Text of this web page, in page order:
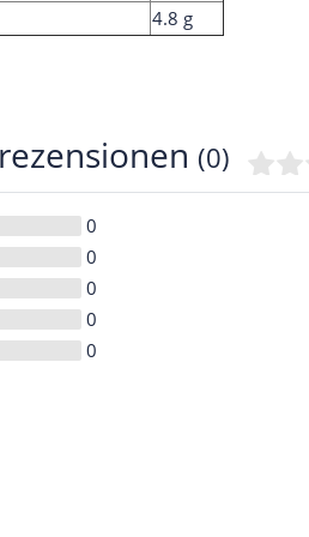
4.8 g
(0)
0
0
0
0
0